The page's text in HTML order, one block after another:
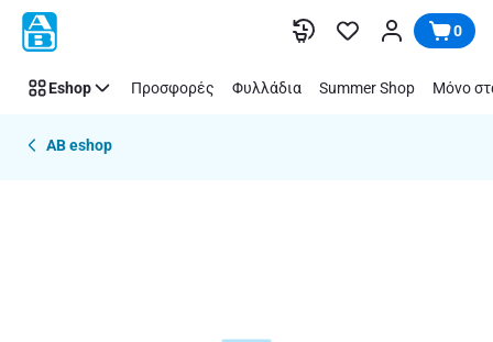
Παράλειψη 0
Eshop Προσφορές Φυλλάδια Summer Shop Μόνο
AB eshop